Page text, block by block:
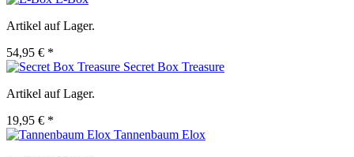
Artikel auf Lager.
54,95 € *
Secret Box Treasure
Artikel auf Lager.
19,95 € *
Tannenbaum Elox